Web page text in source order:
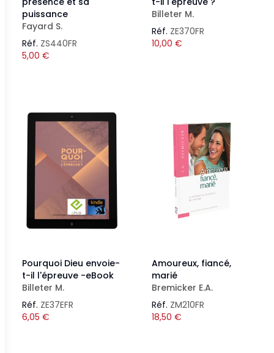
puissance
Fayard S.
Réf. ZS440FR
5,00 €
Billeter M.
Réf. ZE370FR
10,00 €
Pourquoi Dieu envoie-
t-il l'épreuve -eBook
Billeter M.
Réf. ZE37EFR
6,05 €
Amoureux, fiancé,
marié
Bremicker E.A.
Réf. ZM210FR
18,50 €